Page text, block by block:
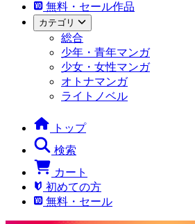
無料・セール作品
カテゴリ
総合
少年・青年マンガ
少女・女性マンガ
オトナマンガ
ライトノベル
トップ
検索
カート
初めての方
無料・セール